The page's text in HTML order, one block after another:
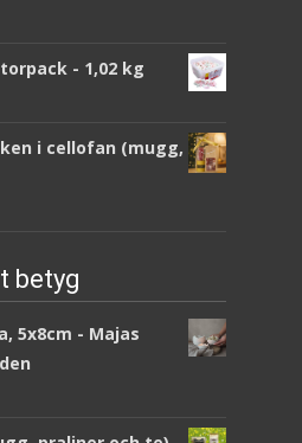
- 1,02 kg
i cellofan (mugg,
betyg
5x8cm - Majas